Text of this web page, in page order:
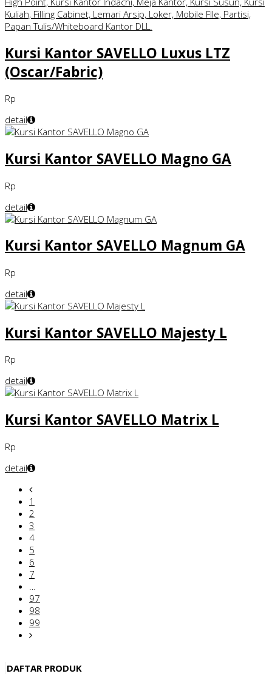
Kursi Kantor SAVELLO Luxus LTZ
(Oscar/Fabric)
Rp
detail
Kursi Kantor SAVELLO Magno GA
Rp
detail
Kursi Kantor SAVELLO Magnum GA
Rp
detail
Kursi Kantor SAVELLO Majesty L
Rp
detail
Kursi Kantor SAVELLO Matrix L
Rp
detail
1
2
3
4
5
6
7
97
98
99
DAFTAR PRODUK